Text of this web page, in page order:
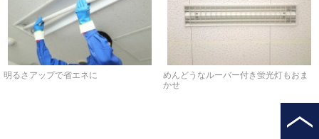
明るさアップで省エネに
めんどうなルーバー付き蛍光灯もおま
かせ